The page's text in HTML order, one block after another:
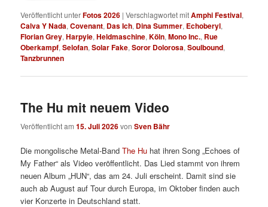
Veröffentlicht unterFotos 2026 |Verschlagwortet mitAmphi Festival,
Calva Y Nada,Covenant, Das Ich, Dina Summer, Echoberyl,
Florian Grey,Harpyie,Heldmaschine,Köln,Mono Inc., Rue
Oberkampf,Selofan,Solar Fake,Soror Dolorosa,Soulbound,
Tanzbrunnen
The Hu mit neuem Video
Veröffentlicht am15. Juli 2026vonSven Bähr
Die mongolische Metal-BandThe Hu hat ihren Song „Echoes of
My Father“ als Video veröffentlicht. Das Lied stammt von ihrem
neuen Album „HUN“, das am 24. Juli erscheint. Damit sind sie
auch ab August auf Tour durch Europa, im Oktober finden auch
vier Konzerte in Deutschland statt.